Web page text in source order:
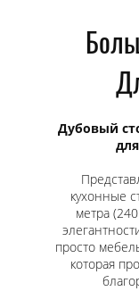
Дубовый
кухонные
метра
просто
которая